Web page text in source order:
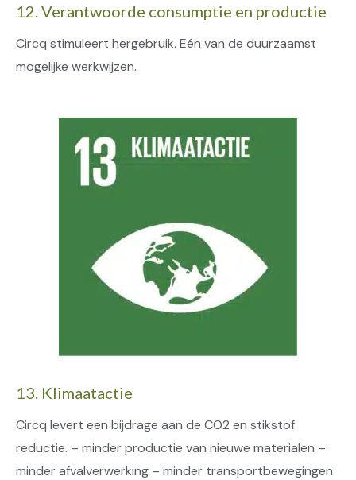
12. Verantwoorde consumptie en productie
Circq stimuleert hergebruik. Eén van de duurzaamst
mogelijke werkwijzen.
13. Klimaatactie
Circq levert een bijdrage aan de CO2 en stikstof
reductie. – minder productie van nieuwe materialen –
minder afvalverwerking – minder transportbewegingen